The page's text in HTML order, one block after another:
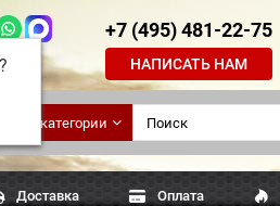
+7 (495) 481-22-75
НАПИСАТЬ НАМ
Все категории
Доставка Оплата